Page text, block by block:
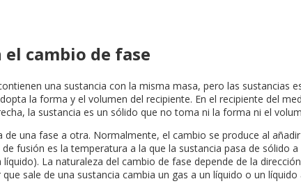
cambio de fase
una sustancia con la misma masa, pero las sustancias
la forma y el volumen del recipiente. En el recipiente del
la sustancia es un sólido que no toma ni la forma ni el
una fase a otra. Normalmente, el cambio se produce al
fusión es la temperatura a la que la sustancia pasa de sólido
La naturaleza del cambio de fase depende de la
sale de una sustancia cambia un gas a un líquido o un líquido